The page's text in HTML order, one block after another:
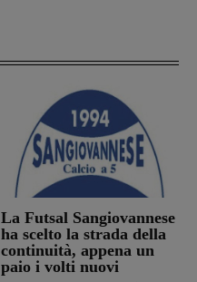
La Futsal Sangiovannese
ha scelto la strada della
continuità, appena un
paio i volti nuovi